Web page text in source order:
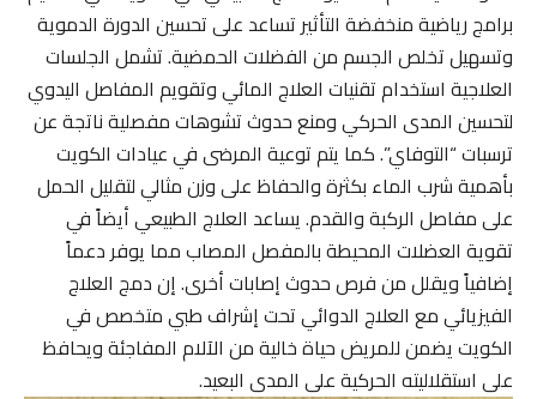
برامج رياضية منخفضة التأثير تساعد على تحسين الدورة الدموية
وتسهيل تخلص الجسم من الفضلات الحمضية. تشمل الجلسات
العلاجية استخدام تقنيات العلاج المائي وتقويم المفاصل اليدوي
لتحسين المدى الحركي ومنع حدوث تشوهات مفصلية ناتجة عن
ترسبات “التوفاي”. كما يتم توعية المرضى في عيادات الكويت
بأهمية شرب الماء بكثرة والحفاظ على وزن مثالي لتقليل الحمل
على مفاصل الركبة والقدم. يساعد العلاج الطبيعي أيضاً في
تقوية العضلات المحيطة بالمفصل المصاب مما يوفر دعماً
إضافياً ويقلل من فرص حدوث إصابات أخرى. إن دمج العلاج
الفيزيائي مع العلاج الدوائي تحت إشراف طبي متخصص في
الكويت يضمن للمريض حياة خالية من الآلام المفاجئة ويحافظ
على استقلاليته الحركية على المدى البعيد.